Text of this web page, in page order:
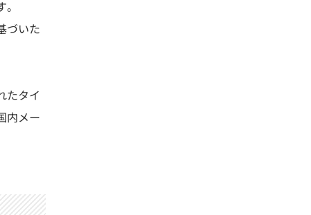
づいた
たタイ
内メー